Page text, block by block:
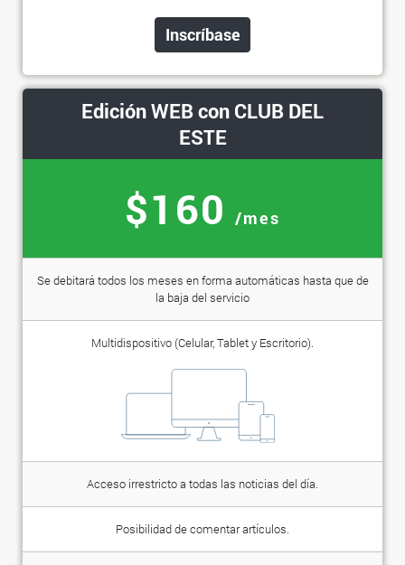
Inscríbase
Edición WEB con CLUB DEL
ESTE
$160 /mes
Se debitará todos los meses en forma automáticas hasta que de
la baja del servicio
Multidispositivo (Celular, Tablet y Escritorio).
Acceso irrestricto a todas las noticias del día.
Posibilidad de comentar artículos.